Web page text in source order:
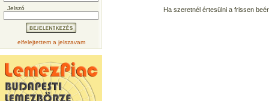
Jelszó
elfelejtettem a jelszavam
Ha szeretnél értesülni a frissen